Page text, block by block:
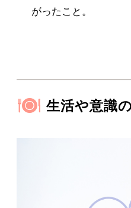
がったこと。
生活や意識